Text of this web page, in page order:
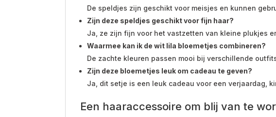
De speldjes zijn geschikt voor meisjes en kunnen
Zijn deze speldjes geschikt voor fijn haar?
Ja, ze zijn fijn voor het vastzetten van kleine plukjes
Waarmee kan ik de wit lila bloemetjes combineren?
De zachte kleuren passen mooi bij verschillende
Zijn deze bloemetjes leuk om cadeau te geven?
Ja, dit setje is een leuk cadeau voor een verjaardag,
Een haaraccessoire om blij van te